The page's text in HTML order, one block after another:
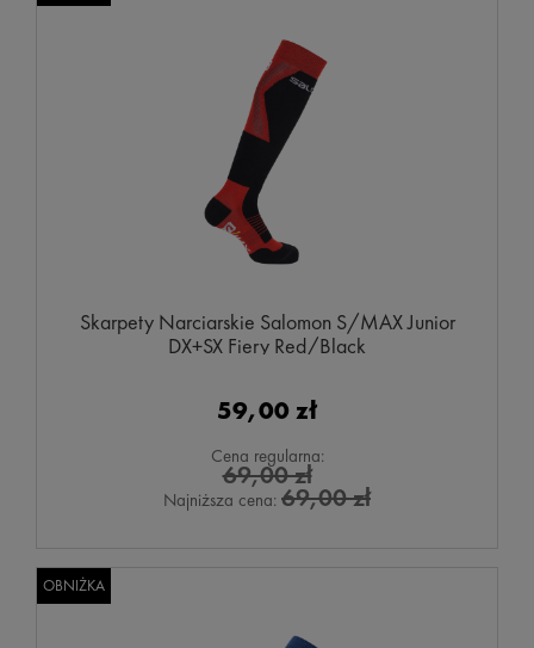
Skarpety Narciarskie Salomon S/MAX Junior
DX+SX Fiery Red/Black
59,00 zł
Cena regularna:
69,00 zł
Najniższa cena: 69,00 zł
OBNIŻKA